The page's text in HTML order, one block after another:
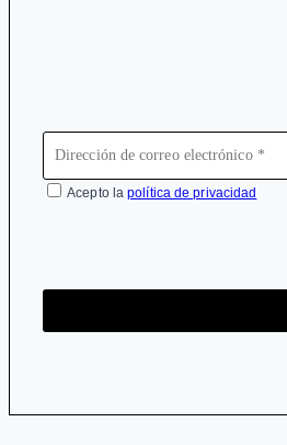
Acepto lapolítica de privacidad